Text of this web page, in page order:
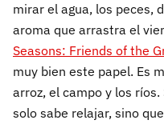
mirar el agua, los peces,
aroma que arrastra el
Seasons: Friends of the
muy bien este papel. Es
arroz, el campo y los
solo sabe relajar, sino